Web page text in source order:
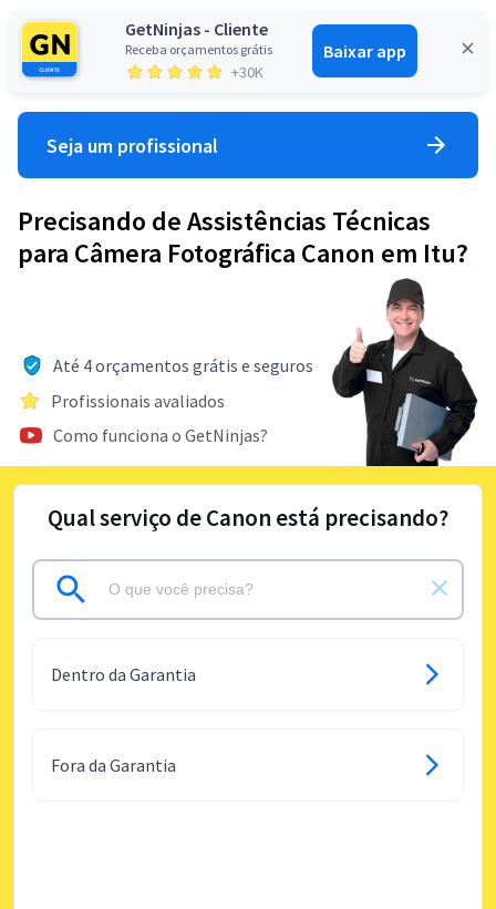
GetNinjas - Cliente
Receba orçamentos grátis
+30K
Baixar app
Entrar
Seja um profissional
Precisando de Assistências Técnicas
para Câmera Fotográfica Canon em Itu?
Até 4 orçamentos grátis e seguros
Profissionais avaliados
Como funciona o GetNinjas?
Qual serviço de Canon está precisando?
Dentro da Garantia
Fora da Garantia